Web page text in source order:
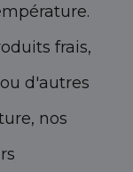
frais,
d'autres
nos